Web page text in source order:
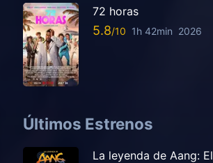
72 horas
5.8 1h 42min 2026
Últimos Estrenos
La leyenda de Aang: El